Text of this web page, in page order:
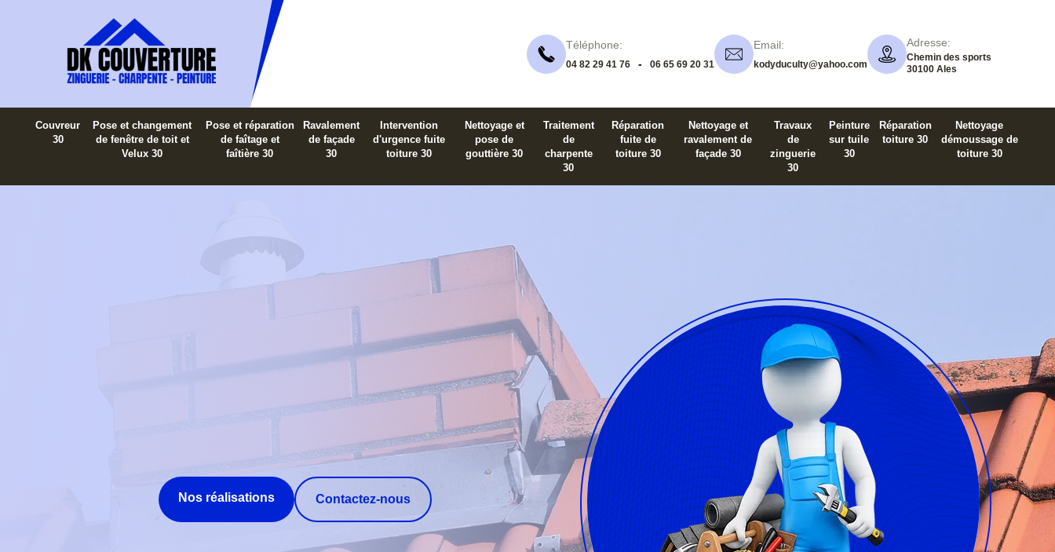
Téléphone:
04 82 29 41 76 - 06 65 69 20 31
Email:
kodyduculty@yahoo.com
Adresse:
Chemin des sports
30100 Ales
Couvreur
30
Pose et changement
de fenêtre de toit et
Velux 30
Pose et réparation
de faîtage et
faîtière 30
Ravalement
de façade
30
Intervention
d'urgence fuite
toiture 30
Nettoyage et
pose de
gouttière 30
Traitement
de
charpente
30
Réparation
fuite de
toiture 30
Nettoyage et
ravalement de
façade 30
Travaux
de
zinguerie
30
Peinture
sur tuile
30
Réparation
toiture 30
Nettoyage
démoussage de
toiture 30
Nos réalisations Contactez-nous